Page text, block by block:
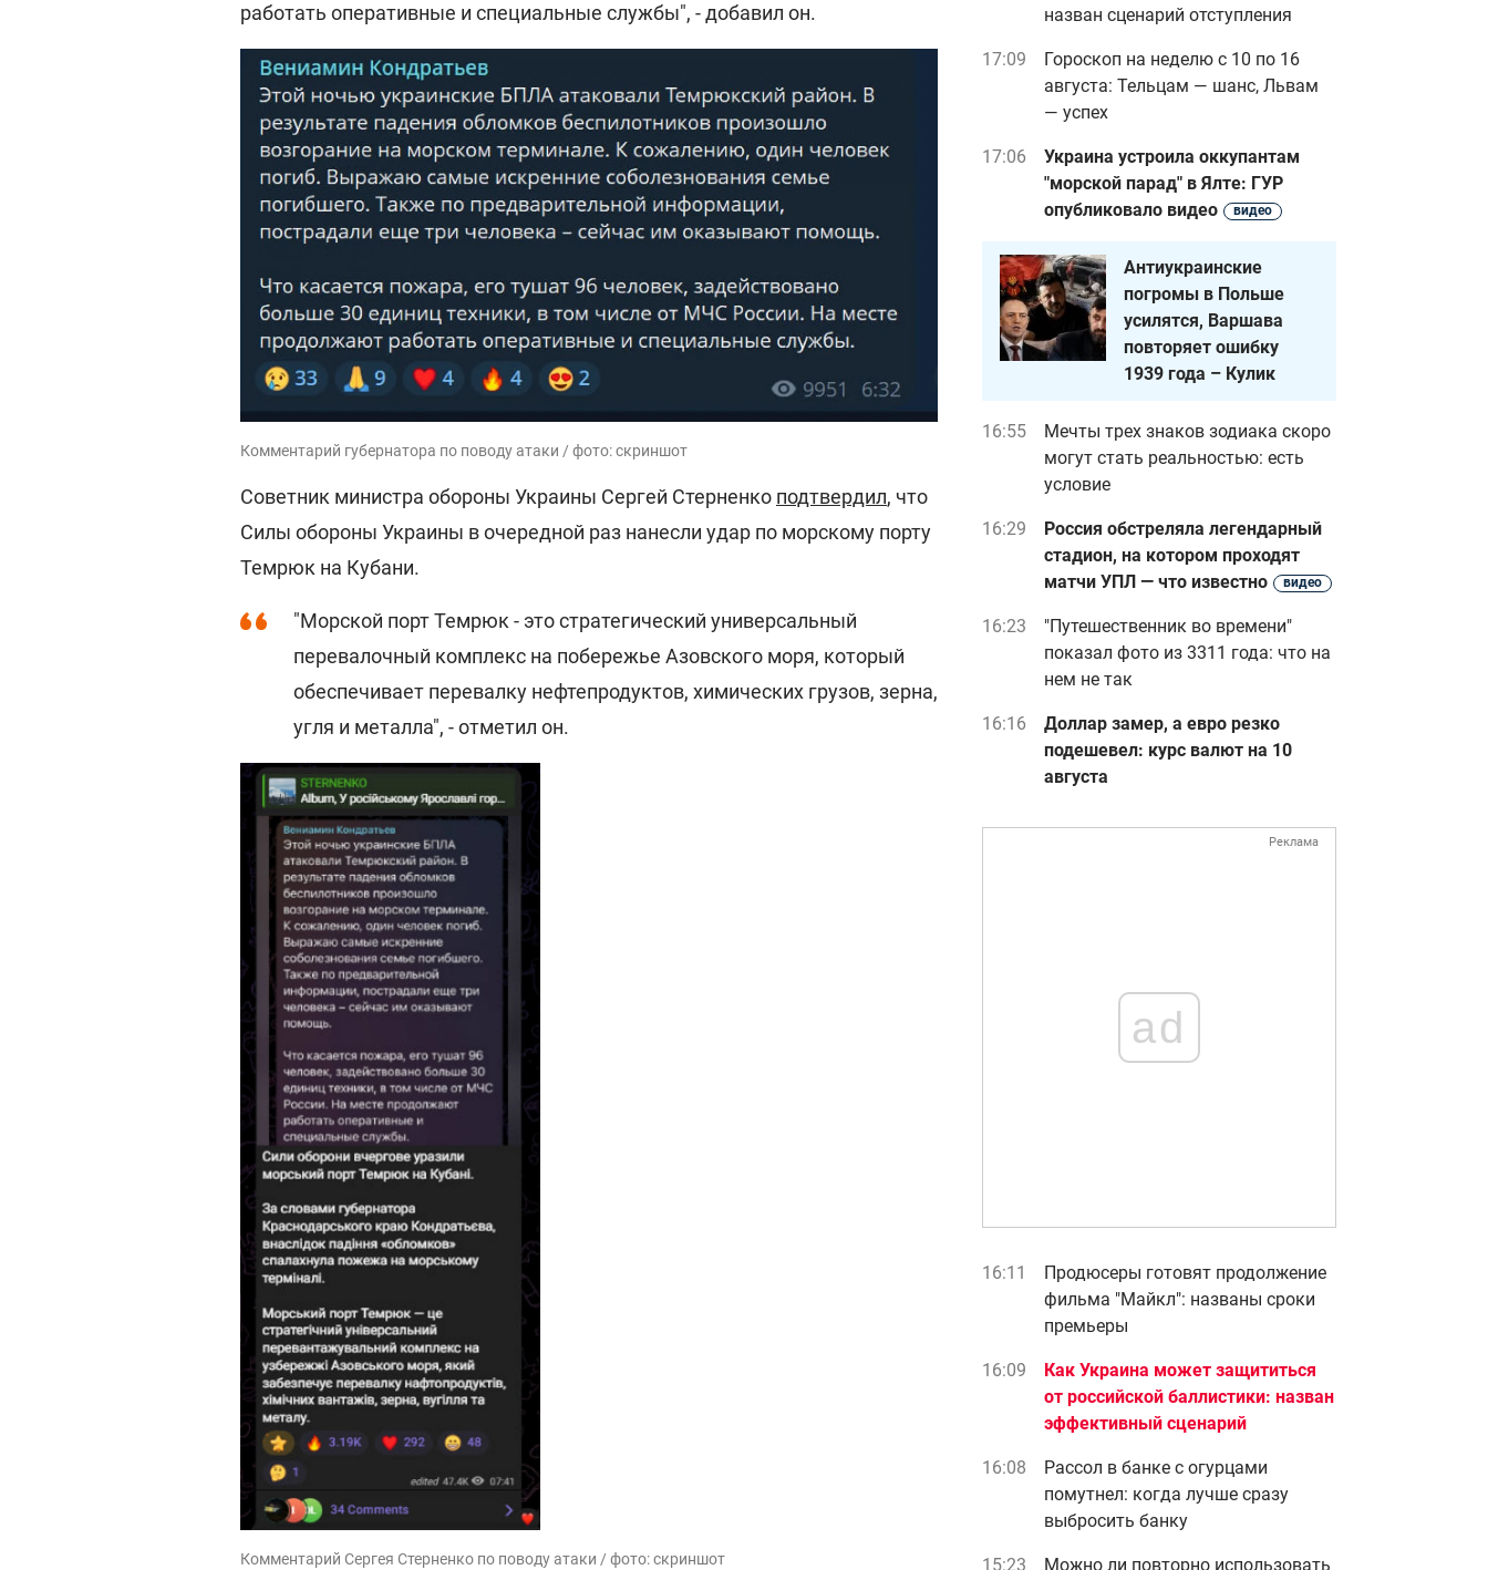
работать оперативные и специальные службы", - добавил он.
Комментарий губернатора по поводу атаки / фото: скриншот
Советник министра обороны Украины Сергей Стерненко подтвердил, что
Силы обороны Украины в очередной раз нанесли удар по морскому порту
Темрюк на Кубани.
"Морской порт Темрюк - это стратегический универсальный
перевалочный комплекс на побережье Азовского моря, который
обеспечивает перевалку нефтепродуктов, химических грузов, зерна,
угля и металла", - отметил он.
Комментарий Сергея Стерненко по поводу атаки / фото: скриншот
назван сценарий отступления
17:09
Гороскоп на неделю с 10 по 16
августа: Тельцам — шанс, Львам
— успех
17:06
Украина устроила оккупантам
"морской парад" в Ялте: ГУР
опубликовало видео
видео
Антиукраинские
погромы в Польше
усилятся, Варшава
повторяет ошибку
1939 года – Кулик
16:55
Мечты трех знаков зодиака скоро
могут стать реальностью: есть
условие
16:29
Россия обстреляла легендарный
стадион, на котором проходят
матчи УПЛ — что известно
видео
16:23
"Путешественник во времени"
показал фото из 3311 года: что на
нем не так
16:16
Доллар замер, а евро резко
подешевел: курс валют на 10
августа
Реклама
ad
16:11
Продюсеры готовят продолжение
фильма "Майкл": названы сроки
премьеры
16:09
Как Украина может защититься
от российской баллистики: назван
эффективный сценарий
16:08
Рассол в банке с огурцами
помутнел: когда лучше сразу
выбросить банку
15:23 Можно ли повторно использовать